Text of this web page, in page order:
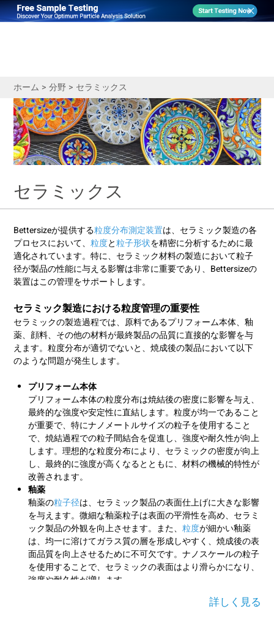
ホーム > 分野 > セラミックス
セラミックス
Bettersizeが提供する粒度分布測定装置は、セラミック製造の各
プロセスにおいて、 粒度と粒子形状を精密に分析するために最
適化されています。特に、セラミック材料の製造において粒子
径が製品の性能に与える影響は非常に重要であり、Bettersizeの
装置はこの管理をサポートします。
セラミック製造における粒度管理の重要性
セラミックの製造過程では、原料であるプリフォーム本体、釉
薬、顔料、その他の材料が最終製品の品質に直接的な影響を与
えます。粒度分布が適切でないと、焼成後の製品において以下
のような問題が発生します。
プリフォーム本体
プリフォーム本体の粒度分布は焼結後の密度に影響を与え、
最終的な強度や安定性に直結します。粒度が均一であること
が重要で、特にナノメートルサイズの粒子を使用すること
で、焼結過程での粒子間結合を促進し、強度や耐久性が向上
します。理想的な粒度分布により、セラミックの密度が向上
し、最終的に強度が高くなるとともに、材料の機械的特性が
改善されます。
釉薬
釉薬の粒子径は、セラミック製品の表面仕上げに大きな影響
を与えます。微細な釉薬粒子は表面の平滑性を高め、セラミ
ック製品の外観を向上させます。また、 粒度が細かい釉薬
は、均一に溶けてガラス質の層を形成しやすく、焼成後の表
面品質を向上させるために不可欠です。ナノスケールの粒子
を使用することで、セラミックの表面はより滑らかになり、
強度や耐久性が増します。
が適切でないと、色合いや均一性に問題が生じま
詳しく見る